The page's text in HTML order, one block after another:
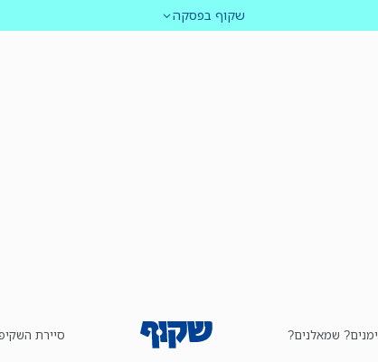
שקוף בפסקה
ימנים? שמאלנים? סיירת